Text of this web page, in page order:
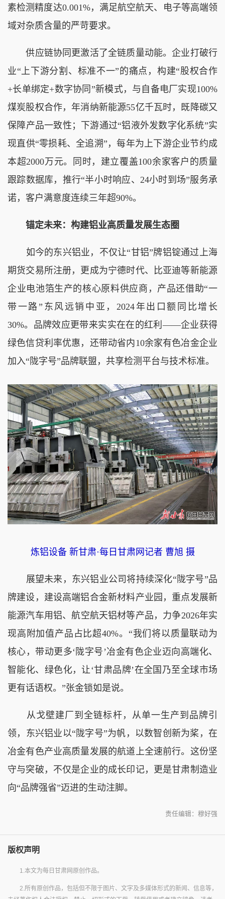
素检测精度达0.001%，满足航空航天、电子等高端领
域对杂质含量的严苛要求。
供应链协同更激活了全链质量动能。企业打破行
业“上下游分割、标准不一”的痛点，构建“股权合作
+长单绑定+数字协同”新模式，与自备电厂实现100%
煤炭股权合作，年消纳新能源55亿千瓦时，既降碳又
保障产品一致性；下游通过“铝液外发数字化系统”实
现直供“零损耗、全追溯”，每年为上下游企业节约成
本超2000万元。同时，建立覆盖100余家客户的质量
跟踪数据库，推行“半小时响应、24小时到场”服务承
诺，客户满意度连续三年超90%。
锚定未来：构建铝业高质量发展生态圈
如今的东兴铝业，不仅让“甘铝”牌铝锭通过上海
期货交易所注册，更成为宁德时代、比亚迪等新能源
企业电池箔生产的核心原料供应商，产品还借助“一
带一路”东风远销中亚，2024年出口额同比增长
30%。品牌效应更带来实实在在的红利——企业获得
绿色信贷利率优惠，还带动省内10余家有色冶金企业
加入“陇字号”品牌联盟，共享检测平台与技术标准。
炼铝设备 新甘肃·每日甘肃网记者 曹旭 摄
展望未来，东兴铝业公司将持续深化“陇字号”品
牌建设，建设高端铝合金新材料产业园，重点发展新
能源汽车用铝、航空航天铝材等产品，力争2026年实
现高附加值产品占比超40%。“我们将以质量联动为
核心，带动更多‘陇字号’冶金有色企业迈向高端化、
智能化、绿色化，让‘甘肃品牌’在全国乃至全球市场
更有话语权。”张金锁如是说。
从戈壁建厂到全链标杆，从单一生产到品牌引
领，东兴铝业以“陇字号”为帆，以数智创新为桨，在
冶金有色产业高质量发展的航道上全速前行。这份坚
守与突破，不仅是企业的成长印记，更是甘肃制造业
向“品牌强省”迈进的生动注脚。
责任编辑：穆好强
版权声明
1.本文为每日甘肃网原创作品。
2.所有原创作品，包括但不限于图片、文字及多媒体形式的新闻、信息等，